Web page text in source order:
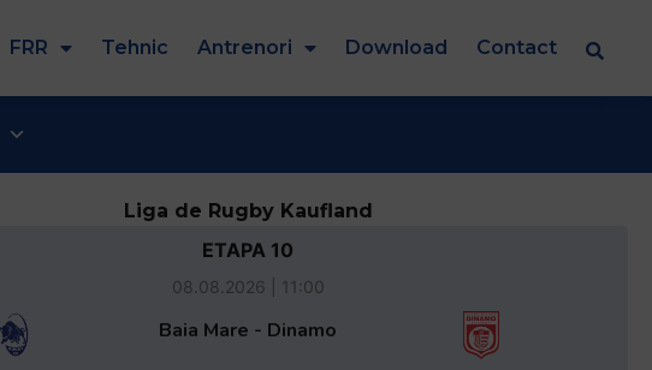
FRR Tehnic Antrenori Download Contact
Liga de Rugby Kaufland
ETAPA 10
08.08.2026 | 11:00
Baia Mare - Dinamo